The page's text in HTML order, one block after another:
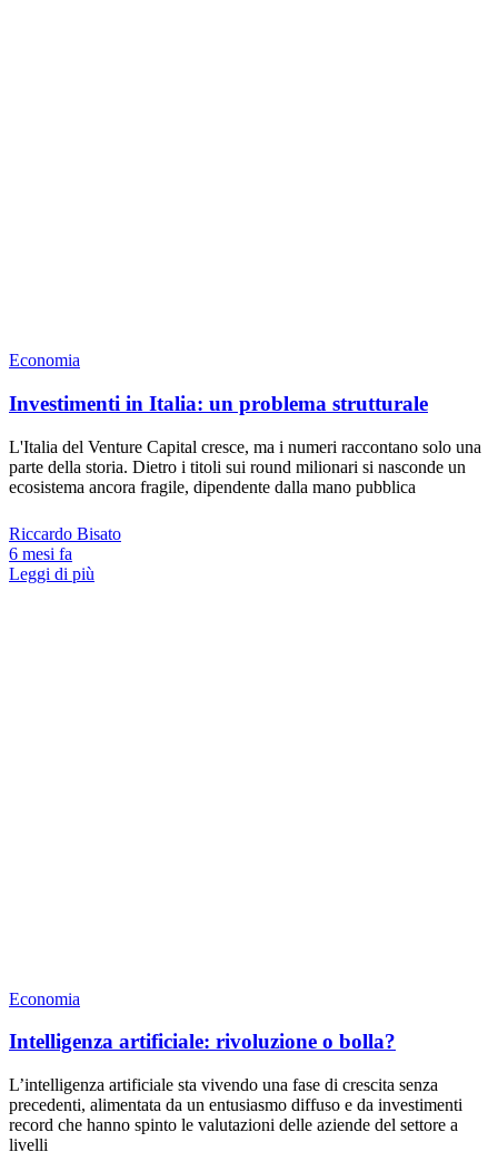
Economia
Investimenti in Italia: un problema strutturale
L'Italia del Venture Capital cresce, ma i numeri raccontano solo una
parte della storia. Dietro i titoli sui round milionari si nasconde un
ecosistema ancora fragile, dipendente dalla mano pubblica
Riccardo Bisato
6 mesi fa
Leggi di più
Economia
Intelligenza artificiale: rivoluzione o bolla?
L’intelligenza artificiale sta vivendo una fase di crescita senza
precedenti, alimentata da un entusiasmo diffuso e da investimenti
record che hanno spinto le valutazioni delle aziende del settore a
livelli